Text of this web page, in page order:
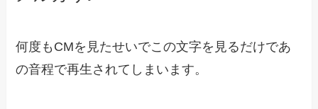
何度もCMを見たせいでこの文字を見るだけであ
の音程で再生されてしまいます。